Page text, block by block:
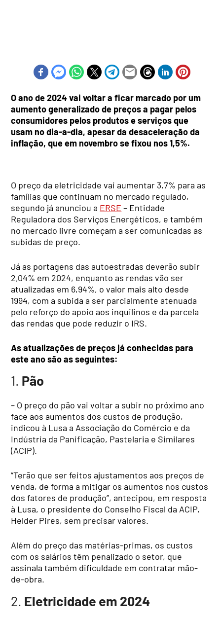
O ano de 2024 vai voltar a ficar marcado por um
aumento generalizado de preços a pagar pelos
consumidores pelos produtos e serviços que
usam no dia-a-dia, apesar da desaceleração da
inflação, que em novembro se fixou nos 1,5%.
O preço da eletricidade vai aumentar 3,7% para as
famílias que continuam no mercado regulado,
segundo já anunciou a ERSE – Entidade
Reguladora dos Serviços Energéticos, e também
no mercado livre começam a ser comunicadas as
subidas de preço.
Já as portagens das autoestradas deverão subir
2,04% em 2024, enquanto as rendas vão ser
atualizadas em 6,94%, o valor mais alto desde
1994, com a subida a ser parcialmente atenuada
pelo reforço do apoio aos inquilinos e da parcela
das rendas que pode reduzir o IRS.
As atualizações de preços já conhecidas para
este ano são as seguintes:
1. Pão
– O preço do pão vai voltar a subir no próximo ano
face aos aumentos dos custos de produção,
indicou à Lusa a Associação do Comércio e da
Indústria da Panificação, Pastelaria e Similares
(ACIP).
“Terão que ser feitos ajustamentos aos preços de
venda, de forma a mitigar os aumentos nos custos
dos fatores de produção”, antecipou, em resposta
à Lusa, o presidente do Conselho Fiscal da ACIP,
Helder Pires, sem precisar valores.
Além do preço das matérias-primas, os custos
com os salários têm penalizado o setor, que
assinala também dificuldade em contratar mão-
de-obra.
2. Eletricidade em 2024